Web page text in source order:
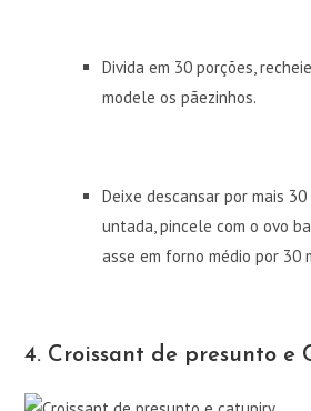
Divida em 30 porções,
modele os pãezinhos.
Deixe descansar por mais
untada, pincele com o ovo
asse em forno médio por 30
4. Croissant de presunto e